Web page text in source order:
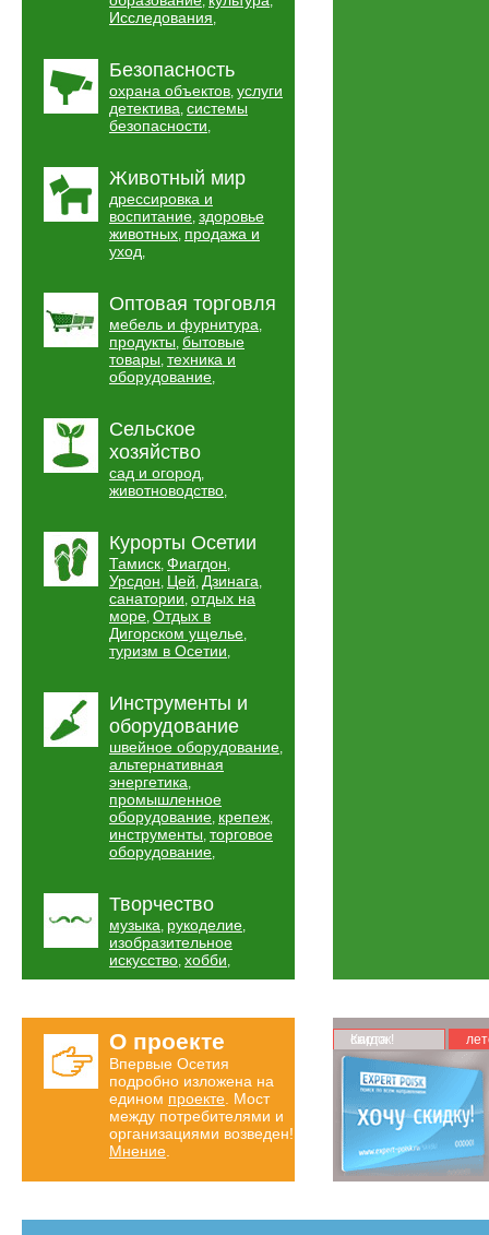
Исследования,
Безопасность
охрана объектов, услуги
детектива, системы
безопасности,
Животный мир
дрессировка и
воспитание, здоровье
животных, продажа и
уход,
Оптовая торговля
мебель и фурнитура,
продукты, бытовые
товары, техника и
оборудование,
Сельское
хозяйство
сад и огород,
животноводство,
Курорты Осетии
Тамиск, Фиагдон,
Урсдон, Цей, Дзинага,
санатории, отдых на
море, Отдых в
Дигорском ущелье,
туризм в Осетии,
Инструменты и
оборудование
швейное оборудование,
альтернативная
энергетика,
промышленное
оборудование, крепеж,
инструменты, торговое
оборудование,
Творчество
музыка, рукоделие,
изобразительное
искусство, хобби,
О проекте
Впервые Осетия
подробно изложена на
едином проекте . Мост
между потребителями и
организациями возведен!
Мнение
Карта скидок!